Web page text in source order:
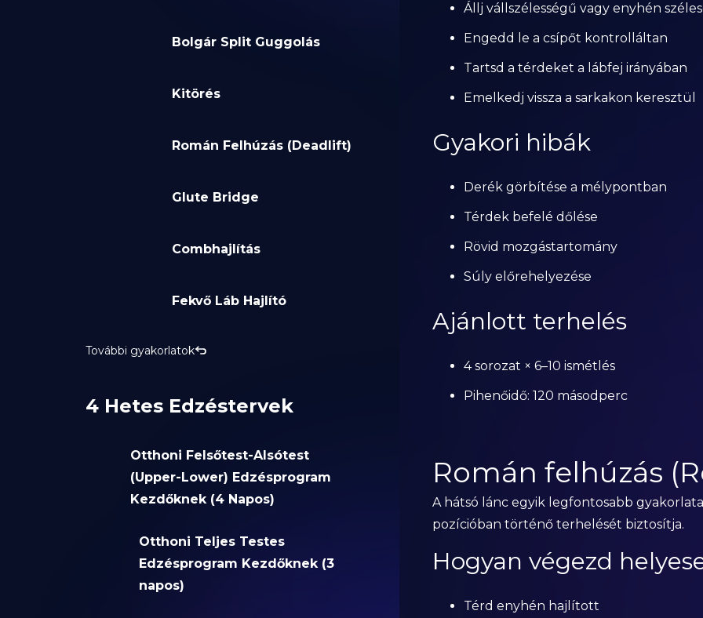
Bolgár Split Guggolás
Kitörés
Román Felhúzás (Deadlift)
Glute Bridge
Combhajlítás
Fekvő Láb Hajlító
További gyakorlatok
4 Hetes Edzéstervek
Otthoni Felsőtest-Alsótest
(Upper-Lower) Edzésprogram
Kezdőknek (4 Napos)
Otthoni Teljes Testes
Edzésprogram Kezdőknek (3
napos)
Állj vállszélességű vagy enyhén
Engedd le a csípőt kontrolláltan
Tartsd a térdeket a lábfej irányában
Emelkedj vissza a sarkakon keresztül
Gyakori hibák
Derék görbítése a mélypontban
Térdek befelé dőlése
Rövid mozgástartomány
Súly előrehelyezése
Ajánlott terhelés
4 sorozat × 6–10 ismétlés
Pihenőidő: 120 másodperc
Román felhúzás
A hátsó lánc egyik legfontosabb
pozícióban történő terhelését biztosítja.
Hogyan végezd
Térd enyhén hajlított